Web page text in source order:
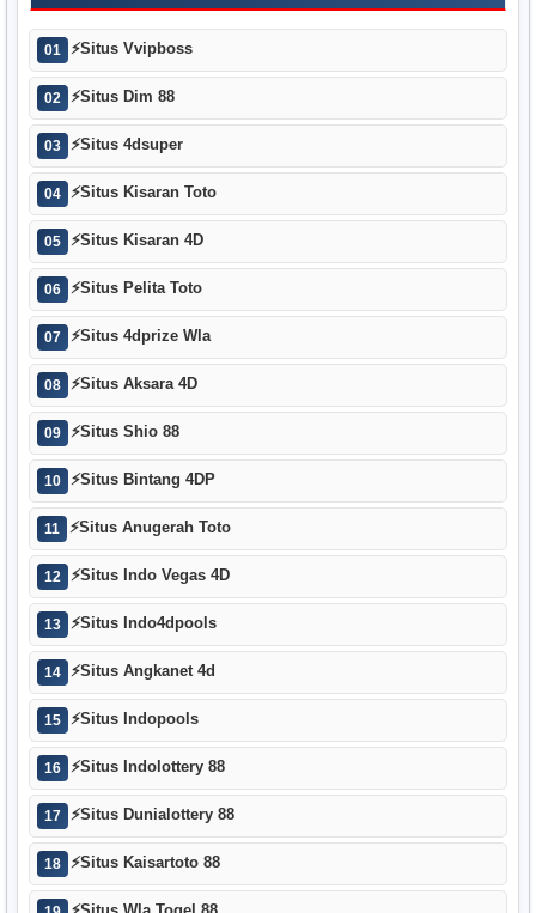
01 ⚡Situs Vvipboss
02 ⚡Situs Dim 88
03 ⚡Situs 4dsuper
04 ⚡Situs Kisaran Toto
05 ⚡Situs Kisaran 4D
06 ⚡Situs Pelita Toto
07 ⚡Situs 4dprize Wla
08 ⚡Situs Aksara 4D
09 ⚡Situs Shio 88
10 ⚡Situs Bintang 4DP
11 ⚡Situs Anugerah Toto
12 ⚡Situs Indo Vegas 4D
13 ⚡Situs Indo4dpools
14 ⚡Situs Angkanet 4d
15 ⚡Situs Indopools
16 ⚡Situs Indolottery 88
17 ⚡Situs Dunialottery 88
18 ⚡Situs Kaisartoto 88